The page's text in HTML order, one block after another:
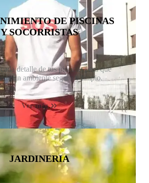
DE PISCINAS
Y SOCORRISTAS
detalle de tus piscinas para que
de un ambiente seguro y limpio.
Ver más.
JARDINERIA